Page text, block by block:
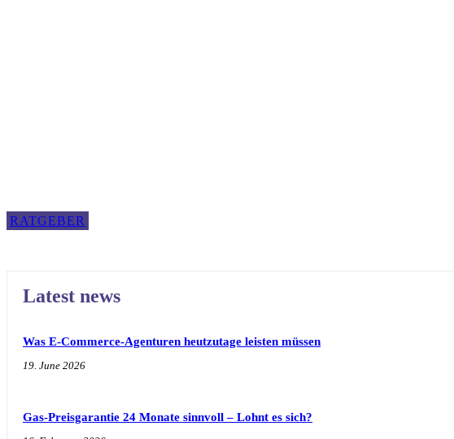
RATGEBER
Latest news
Was E-Commerce-Agenturen heutzutage leisten müssen
19. June 2026
Gas-Preisgarantie 24 Monate sinnvoll – Lohnt es sich?